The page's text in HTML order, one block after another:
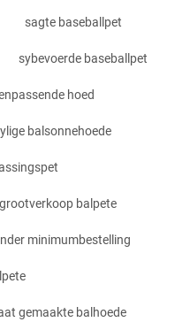
sagte baseballpet
sybevoerde baseballpet
hoed
balsonnehoede
grootverkoop balpete
minimumbestelling
gemaakte balhoede